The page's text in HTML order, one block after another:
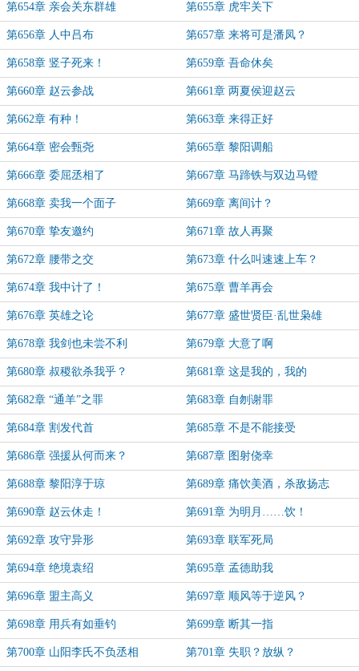
第654章 亲会关东群雄 第655章 虎牢关下
第656章 人中吕布 第657章 来将可是潘凤？
第658章 竖子死来！ 第659章 吾命休矣
第660章 赵云参战 第661章 两夏侯迎赵云
第662章 有种！ 第663章 来得正好
第664章 密会甄尧 第665章 黎阳调船
第666章 委屈丞相了 第667章 马蹄铁与双边马镫
第668章 卖我一个面子 第669章 离间计？
第670章 挚友邀约 第671章 故人再聚
第672章 腰带之交 第673章 什么叫速速上车？
第674章 我中计了！ 第675章 曹羊再会
第676章 英雄之论 第677章 盛世贤臣·乱世枭雄
第678章 我剑也未尝不利 第679章 大意了啊
第680章 叔稷欲杀我乎？ 第681章 这是我的，我的
第682章 “通羊”之罪 第683章 自刎谢罪
第684章 割发代首 第685章 不是不能接受
第686章 强援从何而来？ 第687章 图射侥幸
第688章 黎阳淳于琼 第689章 痛饮美酒，杀敌扬志
第690章 赵云休走！ 第691章 为明月……饮！
第692章 攻守异形 第693章 联军死局
第694章 绝境袁绍 第695章 孟德助我
第696章 盟主高义 第697章 顺风等于逆风？
第698章 用兵有如垂钓 第699章 断其一指
第700章 山阳李氏不负丞相 第701章 失职？放纵？